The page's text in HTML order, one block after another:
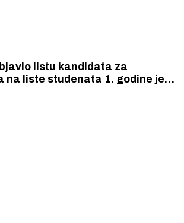
listu kandidata za
na liste studenata 1. godine je
je Mario Guberina (5,0)